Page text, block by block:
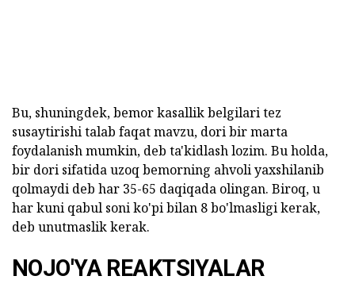
Bu, shuningdek, bemor kasallik belgilari tez
susaytirishi talab faqat mavzu, dori bir marta
foydalanish mumkin, deb ta'kidlash lozim. Bu holda,
bir dori sifatida uzoq bemorning ahvoli yaxshilanib
qolmaydi deb har 35-65 daqiqada olingan. Biroq, u
har kuni qabul soni ko'pi bilan 8 bo'lmasligi kerak,
deb unutmaslik kerak.
NOJO'YA REAKTSIYALAR